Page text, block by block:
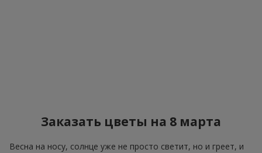
Заказать цветы на 8 марта
Весна на носу, солнце уже не просто светит, но и греет, и